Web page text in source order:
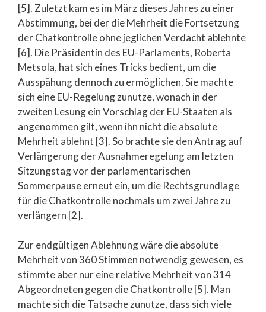
[5]. Zuletzt kam es im März dieses Jahres zu einer
Abstimmung, bei der die Mehrheit die Fortsetzung
der Chatkontrolle ohne jeglichen Verdacht ablehnte
[6]. Die Präsidentin des EU-Parlaments, Roberta
Metsola, hat sich eines Tricks bedient, um die
Ausspähung dennoch zu ermöglichen. Sie machte
sich eine EU-Regelung zunutze, wonach in der
zweiten Lesung ein Vorschlag der EU-Staaten als
angenommen gilt, wenn ihn nicht die absolute
Mehrheit ablehnt [3]. So brachte sie den Antrag auf
Verlängerung der Ausnahmeregelung am letzten
Sitzungstag vor der parlamentarischen
Sommerpause erneut ein, um die Rechtsgrundlage
für die Chatkontrolle nochmals um zwei Jahre zu
verlängern [2].
Zur endgültigen Ablehnung wäre die absolute
Mehrheit von 360 Stimmen notwendig gewesen, es
stimmte aber nur eine relative Mehrheit von 314
Abgeordneten gegen die Chatkontrolle [5]. Man
machte sich die Tatsache zunutze, dass sich viele